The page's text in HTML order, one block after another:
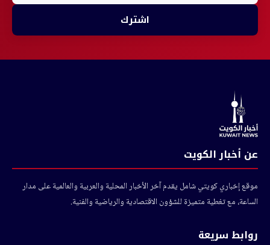
اشترك
عن أخبار الكويت
موقع إخباري كويتي شامل يقدم آخر الأخبار المحلية والعربية والعالمية على مدار
الساعة، مع تغطية متميزة للشؤون الاقتصادية والرياضية والفنية.
روابط سريعة